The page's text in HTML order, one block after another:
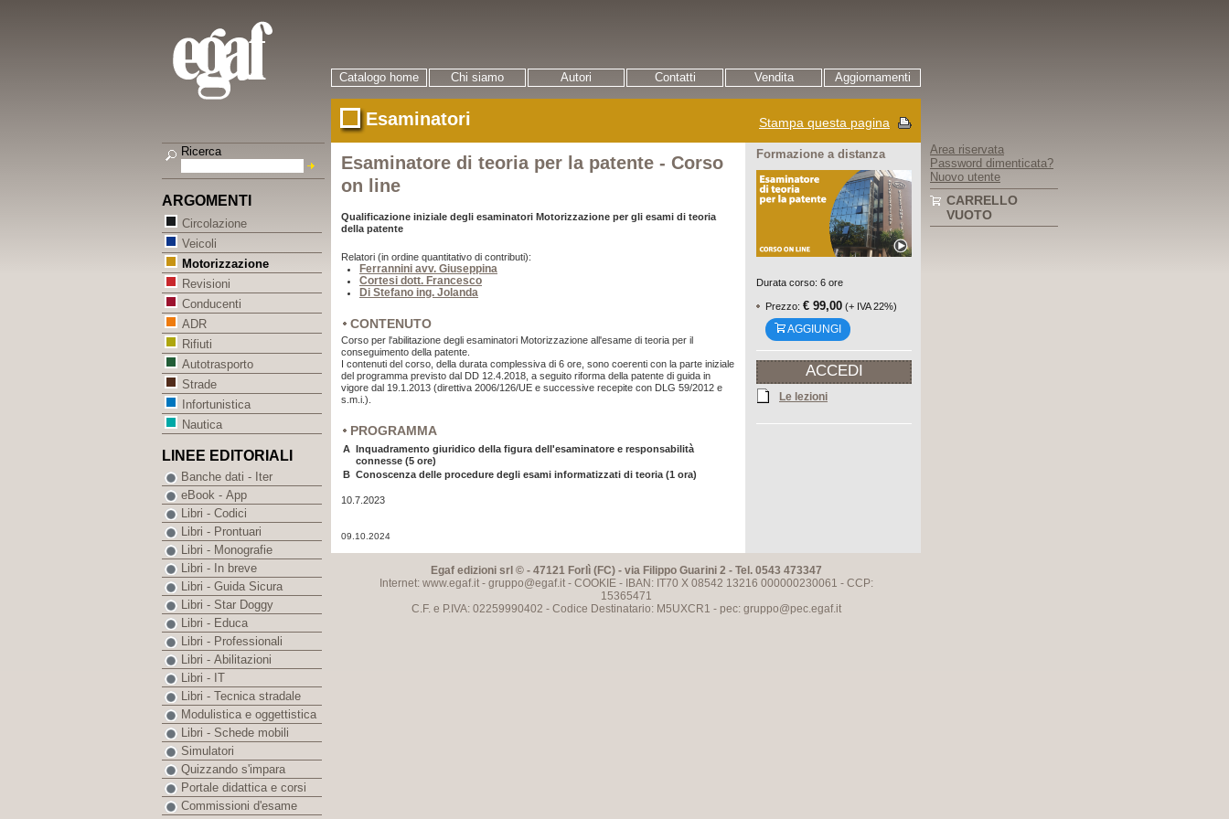
Catalogo home Chi siamo Autori Contatti Vendita Aggiornamenti
Esaminatori Stampa questa pagina
Esaminatore di teoria per la patente - Corso
on line
Qualificazione iniziale degli esaminatori Motorizzazione per gli esami di teoria
della patente
Relatori (in ordine quantitativo di contributi):
Ferrannini avv. Giuseppina
Cortesi dott. Francesco
Di Stefano ing. Jolanda
CONTENUTO
Corso per l'abilitazione degli esaminatori Motorizzazione all'esame di teoria per il
conseguimento della patente.
I contenuti del corso, della durata complessiva di 6 ore, sono coerenti con la parte iniziale
del programma previsto dal DD 12.4.2018, a seguito riforma della patente di guida in
vigore dal 19.1.2013 (direttiva 2006/126/UE e successive recepite con DLG 59/2012 e
s.m.i.).
PROGRAMMA
A Inquadramento giuridico della figura dell'esaminatore e responsabilità
connesse (5 ore)
B Conoscenza delle procedure degli esami informatizzati di teoria (1 ora)
10.7.2023
09.10.2024
Formazione a distanza
Durata corso: 6 ore
Prezzo: € 99,00 (+ IVA 22%)
AGGIUNGI
ACCEDI
Le lezioni
Egaf edizioni srl © - 47121 Forlì (FC) - via Filippo Guarini 2 - Tel. 0543 473347
Internet: www.egaf.it - gruppo@egaf.it- COOKIE- IBAN: IT70 X 08542 13216 000000230061 - CCP:
15365471
C.F. e P.IVA: 02259990402 - Codice Destinatario: M5UXCR1 - pec: gruppo@pec.egaf.it
Ricerca
ARGOMENTI
Circolazione
Veicoli
Motorizzazione
Revisioni
Conducenti
ADR
Rifiuti
Autotrasporto
Strade
Infortunistica
Nautica
LINEE EDITORIALI
Banche dati - Iter
eBook - App
Libri - Codici
Libri - Prontuari
Libri - Monografie
Libri - In breve
Libri - Guida Sicura
Libri - Star Doggy
Libri - Educa
Libri - Professionali
Libri - Abilitazioni
Libri - IT
Libri - Tecnica stradale
Modulistica e oggettistica
Libri - Schede mobili
Simulatori
Quizzando s'impara
Portale didattica e corsi
Commissioni d'esame
Area riservata
Password dimenticata?
Nuovo utente
CARRELLO
VUOTO